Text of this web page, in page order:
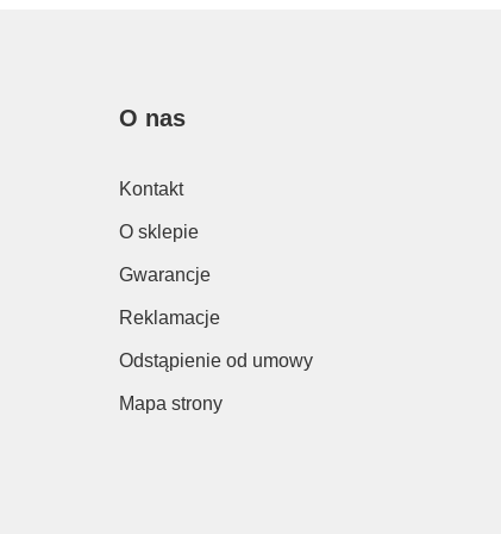
O nas
Kontakt
O sklepie
Gwarancje
Reklamacje
Odstąpienie od umowy
Mapa strony